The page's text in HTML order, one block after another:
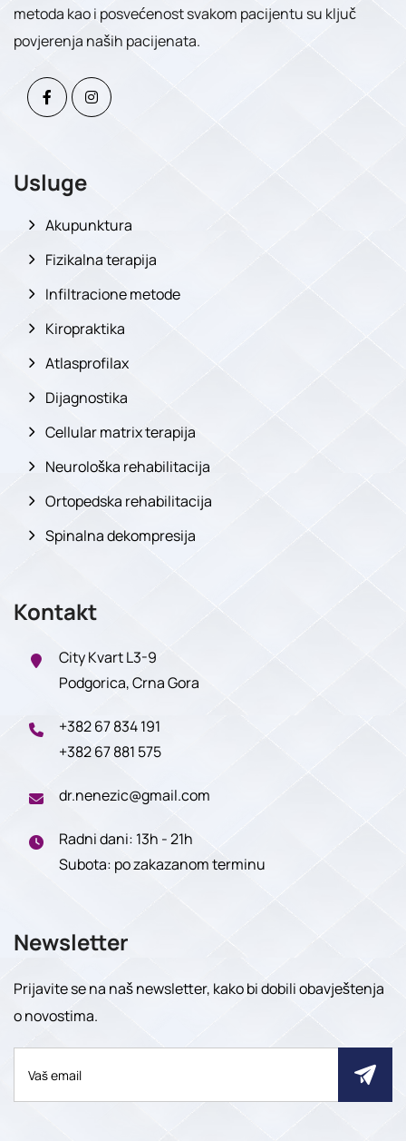
metoda kao i posvećenost svakom pacijentu su ključ
povjerenja naših pacijenata.
Usluge
Akupunktura
Fizikalna terapija
Infiltracione metode
Kiropraktika
Atlasprofilax
Dijagnostika
Cellular matrix terapija
Neurološka rehabilitacija
Ortopedska rehabilitacija
Spinalna dekompresija
Kontakt
City Kvart L3-9
Podgorica, Crna Gora
+382 67 834 191
+382 67 881 575
dr.nenezic@gmail.com
Radni dani: 13h - 21h
Subota: po zakazanom terminu
Newsletter
Prijavite se na naš newsletter, kako bi dobili obavještenja
o novostima.